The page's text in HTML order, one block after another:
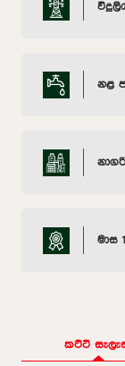
නළ
මාස
කට්ටි